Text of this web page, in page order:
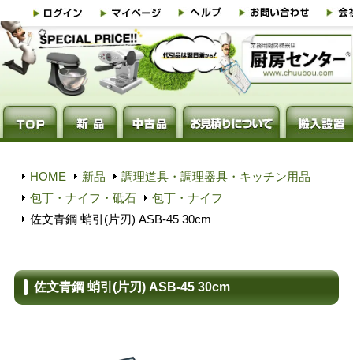
HOME 新品
調理道具・調理器具・キッチン用品
包丁・ナイフ・砥石
包丁・ナイフ
佐文青鋼 蛸引(片刃) ASB-45 30cm
佐文青鋼 蛸引(片刃) ASB-45 30cm